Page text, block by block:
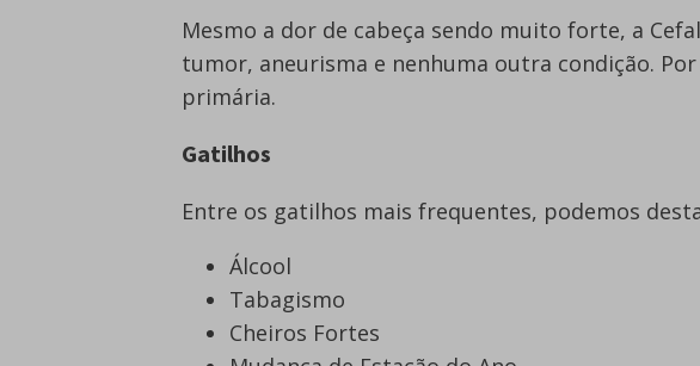
Mesmo a dor de cabeça sendo muito forte, a
tumor, aneurisma e nenhuma outra condição.
primária.
Gatilhos
Entre os gatilhos mais frequentes, podemos
Álcool
Tabagismo
Cheiros Fortes